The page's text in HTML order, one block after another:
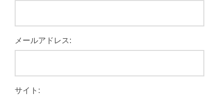
メールアドレス:
サイト: